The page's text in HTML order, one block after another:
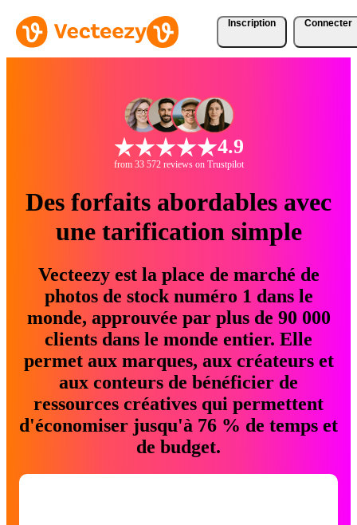
Inscription Connecter
4.9
from 33 572 reviews on Trustpilot
Des forfaits abordables avec
une tarification simple
Vecteezy est la place de marché de
photos de stock numéro 1 dans le
monde, approuvée par plus de 90 000
clients dans le monde entier. Elle
permet aux marques, aux créateurs et
aux conteurs de bénéficier de
ressources créatives qui permettent
d'économiser jusqu'à 76 % de temps et
de budget.